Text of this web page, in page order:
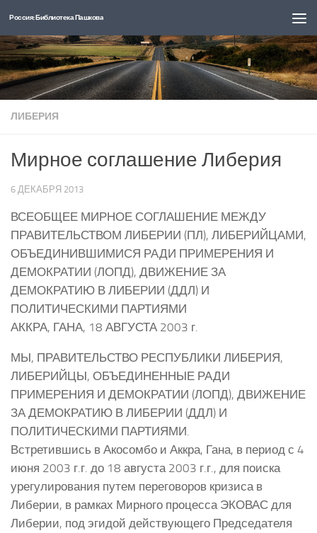
Перейти к содержимому
Россия: Библиотека Пашкова
ЛИБЕРИЯ
Мирное соглашение Либерия
6 ДЕКАБРЯ 2013
ВСЕОБЩЕЕ МИРНОЕ СОГЛАШЕНИЕ МЕЖДУ
ПРАВИТЕЛЬСТВОМ ЛИБЕРИИ (ПЛ), ЛИБЕРИЙЦАМИ,
ОБЪЕДИНИВШИМИСЯ РАДИ ПРИМЕРЕНИЯ И
ДЕМОКРАТИИ (ЛОПД), ДВИЖЕНИЕ ЗА
ДЕМОКРАТИЮ В ЛИБЕРИИ (ДДЛ) И
ПОЛИТИЧЕСКИМИ ПАРТИЯМИ
АККРА, ГАНА, 18 АВГУСТА 2003 г.
МЫ, ПРАВИТЕЛЬСТВО РЕСПУБЛИКИ ЛИБЕРИЯ,
ЛИБЕРИЙЦЫ, ОБЪЕДИНЕННЫЕ РАДИ
ПРИМЕРЕНИЯ И ДЕМОКРАТИИ (ЛОПД), ДВИЖЕНИЕ
ЗА ДЕМОКРАТИЮ В ЛИБЕРИИ (ДДЛ) И
ПОЛИТИЧЕСКИМИ ПАРТИЯМИ.
Встретившись в Акосомбо и Аккра, Гана, в период с 4
июня 2003 г.г. до 18 августа 2003 г.г., для поиска
урегулирования путем переговоров кризиса в
Либерии, в рамках Мирного процесса ЭКОВАС для
Либерии, под эгидой действующего Председателя